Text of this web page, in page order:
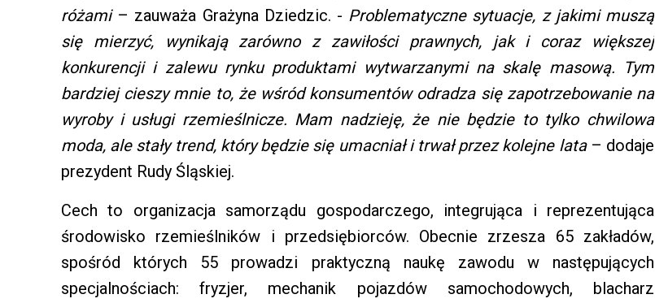
różami – zauważa Grażyna Dziedzic. - Problematyczne sytuacje, z jakimi muszą
się mierzyć, wynikają zarówno z zawiłości prawnych, jak i coraz większej
konkurencji i zalewu rynku produktami wytwarzanymi na skalę masową. Tym
bardziej cieszy mnie to, że wśród konsumentów odradza się zapotrzebowanie na
wyroby i usługi rzemieślnicze. Mam nadzieję, że nie będzie to tylko chwilowa
moda, ale stały trend, który będzie się umacniał i trwał przez kolejne lata– dodaje
prezydent Rudy Śląskiej.
Cech to organizacja samorządu gospodarczego, integrująca i reprezentująca
środowisko rzemieślników i przedsiębiorców. Obecnie zrzesza 65 zakładów,
spośród których 55 prowadzi praktyczną naukę zawodu w następujących
specjalnościach: fryzjer, mechanik pojazdów samochodowych, blacharz